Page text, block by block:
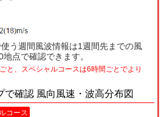
う週間風波情報は1週間先までの風
点で確認できます。
と、スペシャルコースは6時間ごとでより
で確認 風向風速・波高分布図
コース